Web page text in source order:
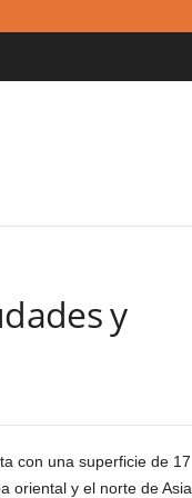
y
con una superficie de 17
oriental y el norte de Asia.